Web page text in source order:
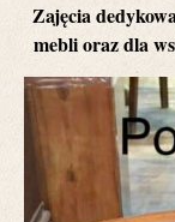
Zajęcia
mebli oraz dla